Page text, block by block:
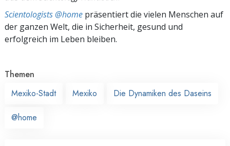
Scientologists @home präsentiert die vielen Menschen auf
der ganzen Welt, die in Sicherheit, gesund und
erfolgreich im Leben bleiben.
Themen
Mexiko-Stadt
Mexiko Die Dynamiken des Daseins
@home